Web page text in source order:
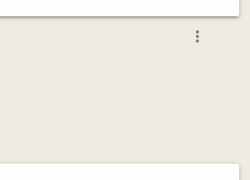
more_vert